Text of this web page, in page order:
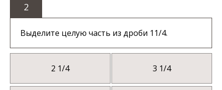
2
Выделите целую часть из дроби 11/4.
2 1/4 3 1/4